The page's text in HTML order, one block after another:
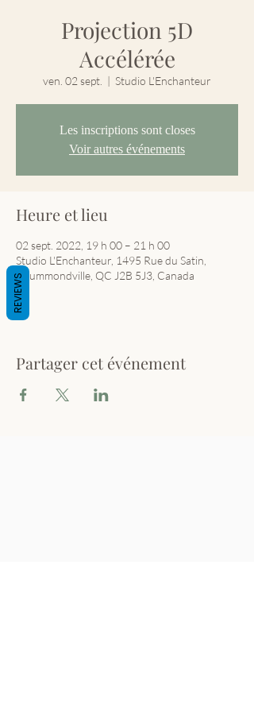
Projection 5D
Accélérée
ven. 02 sept.
  |
Studio L'Enchanteur
Les inscriptions sont closes
Voir autres événements
Heure et lieu
02 sept. 2022, 19 h 00 – 21 h 00
Studio L'Enchanteur, 1495 Rue du Satin,
Drummondville, QC J2B 5J3, Canada
Partager cet événement
REVIEWS